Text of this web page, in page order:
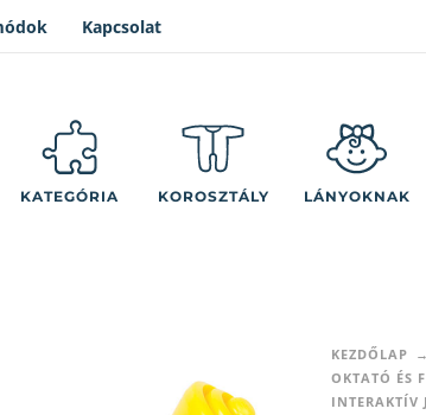
Kapcsolat
KATEGÓRIA KOROSZTÁLY LÁNYOKNAK
KEZDŐLAP
OKTATÓ ÉS
INTERAKTÍV